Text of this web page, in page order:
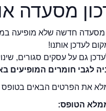
מסעדה
מסעדה חדשה שלא מופיעה
לעדכן אותנו!
גם על עסקים סגורים,
לגבי חומרים המופיעים
את הפרטים הבאים בטופס
הטופס: